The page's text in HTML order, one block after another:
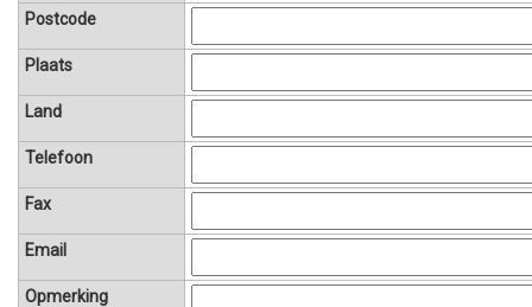
Postcode
Plaats
Land
Telefoon
Fax
Email
Opmerking